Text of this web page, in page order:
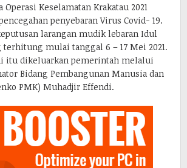
Keselamatan Krakatau 2021
penyebaran Virus Covid- 19.
larangan mudik lebaran Idul
terhitung mulai tanggal 6 – 17 Mei 2021.
itu dikeluarkan pemerintah melalui
Bidang Pembangunan Manusia dan
PMK) Muhadjir Effendi.